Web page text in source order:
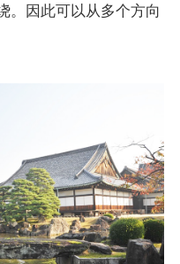
。因此可以从多个方向